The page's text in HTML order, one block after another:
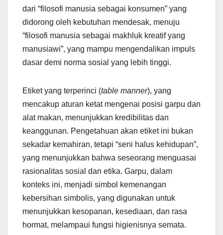
dari “filosofi manusia sebagai konsumen” yang
didorong oleh kebutuhan mendesak, menuju
“filosofi manusia sebagai makhluk kreatif yang
manusiawi”, yang mampu mengendalikan impuls
dasar demi norma sosial yang lebih tinggi.
Etiket yang terperinci (table manner), yang
mencakup aturan ketat mengenai posisi garpu dan
alat makan, menunjukkan kredibilitas dan
keanggunan. Pengetahuan akan etiket ini bukan
sekadar kemahiran, tetapi “seni halus kehidupan”,
yang menunjukkan bahwa seseorang menguasai
rasionalitas sosial dan etika. Garpu, dalam
konteks ini, menjadi simbol kemenangan
kebersihan simbolis, yang digunakan untuk
menunjukkan kesopanan, kesediaan, dan rasa
hormat, melampaui fungsi higienisnya semata.